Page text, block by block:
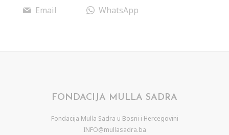
Email WhatsApp
FONDACIJA MULLA SADRA
Fondacija Mulla Sadra u Bosni i Hercegovini
INFO@mullasadra.ba